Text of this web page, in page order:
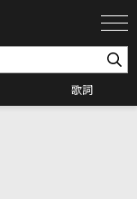
歌詞